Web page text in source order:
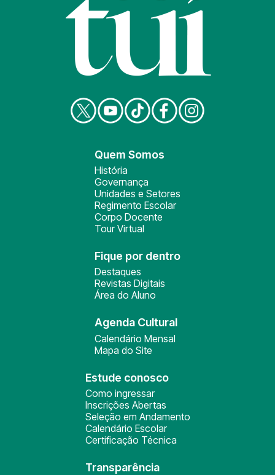
Quem Somos
História
Governança
Unidades e Setores
Regimento Escolar
Corpo Docente
Tour Virtual
Fique por dentro
Destaques
Revistas Digitais
Área do Aluno
Agenda Cultural
Calendário Mensal
Mapa do Site
Estude conosco
Como ingressar
Inscrições Abertas
Seleção em Andamento
Calendário Escolar
Certificação Técnica
Transparência